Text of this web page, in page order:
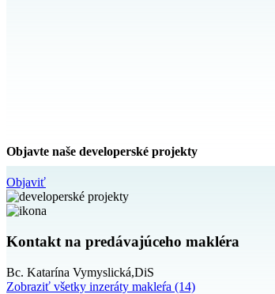
Objavte naše developerské projekty
Objaviť
Kontakt na predávajúceho makléra
Bc. Katarína Vymyslická,DiS
Zobraziť všetky inzeráty makleŕa (14)